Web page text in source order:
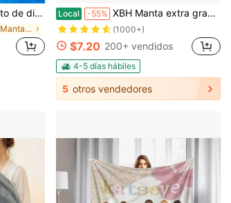
sofá, cama, sofá y decoración del hogar
en Acrílico Mantas para sofá, mantas decorativas y
Local -55% XBH Manta extra grande de 108 in * 90 in * 90 in, manta gruesa, suave y cómoda, manta de doble cara de terciopelo con pelo de conejo 3D, manta cálida de terciopelo, manta para siesta, manta para aire acondicionado, manta para oficina, exterior y camping, regalo, manta para dormitorio, habitación de invitados, sala de estar, dormitorio de estudiante, automóvil y sofá, manta versátil para todas las estaciones, cobertura completa para regalos de Navidad
(1000+)
$7.20 200+ vendidos
4-5 días hábiles
5 otros vendedores